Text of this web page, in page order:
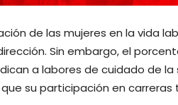
de las mujeres en la vida
Sin embargo, el
a labores de cuidado de la
su participación en